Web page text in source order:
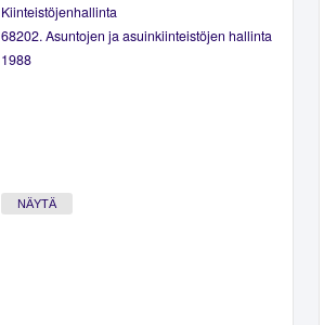
Kiinteistöjenhallinta
68202. Asuntojen ja asuinkiinteistöjen hallinta
1988
NÄYTÄ